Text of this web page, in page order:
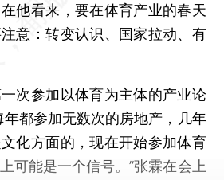
他看来，要在体育产业的春天
意：转变认识、国家拉动、有
参加以体育为主体的产业论
年都参加无数次的房地产，几年
化方面的，现在开始参加体育
可能是一个信号。”张霖在会上